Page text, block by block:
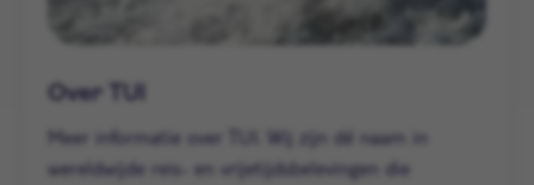
Over TUI
Meer informatie over TUI. Wij zijn dé naam in
wereldwijde reis- en vrijetijdsbelevingen die